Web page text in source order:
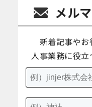
メル
新着記事や
人事業務に役立